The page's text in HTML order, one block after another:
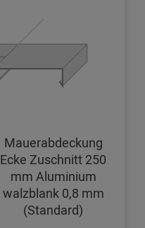
Mauerabdeckung
Ecke Zuschnitt 250
mm Aluminium
walzblank 0,8 mm
(Standard)